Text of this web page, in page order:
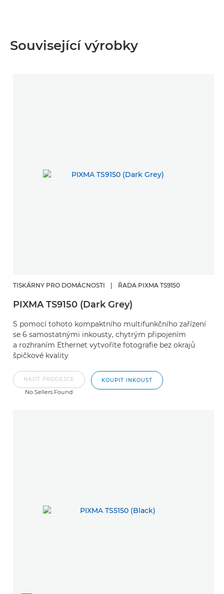
Související výrobky
TISKÁRNY PRO DOMÁCNOSTI ŘADA PIXMA TS9150
PIXMA TS9150 (Dark Grey)
S pomocí tohoto kompaktního multifunkčního zařízení
se 6 samostatnými inkousty, chytrým připojením
a rozhraním Ethernet vytvoříte fotografie bez okrajů
špičkové kvality
NAJÍT PRODEJCE
No Sellers Found
KOUPIT INKOUST